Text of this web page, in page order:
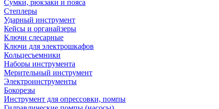
Сумки, рюкзаки и пояса
Степлеры
Ударный инструмент
Кейсы и органайзеры
Ключи слесарные
Ключи для электрошкафов
Кольцесъемники
Наборы инструмента
Мерительный инструмент
Электроинструменты
Бокорезы
Инструмент для опрессовки, помпы